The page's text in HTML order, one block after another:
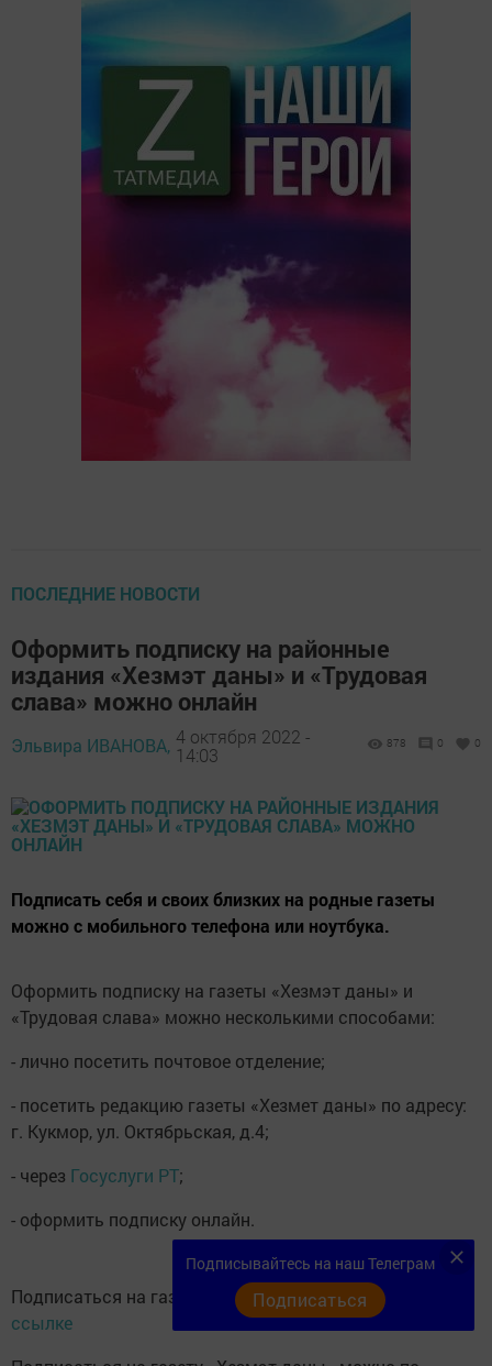
ПОСЛЕДНИЕ НОВОСТИ
Оформить подписку на районные
издания «Хезмэт даны» и «Трудовая
слава» можно онлайн
Эльвира ИВАНОВА, 4 октября 2022 -
14:03
878 0 0
Подписать себя и своих близких на родные газеты
можно с мобильного телефона или ноутбука.
Оформить подписку на газеты «Хезмэт даны» и
«Трудовая слава» можно несколькими способами:
- лично посетить почтовое отделение;
- посетить редакцию газеты «Хезмет даны» по адресу:
г. Кукмор, ул. Октябрьская, д.4;
- через Госуслуги РТ;
- оформить подписку онлайн.
Подписаться на газету «Трудовая слава» можно по
ссылке
Подписывайтесь на наш Телеграм
Подписаться